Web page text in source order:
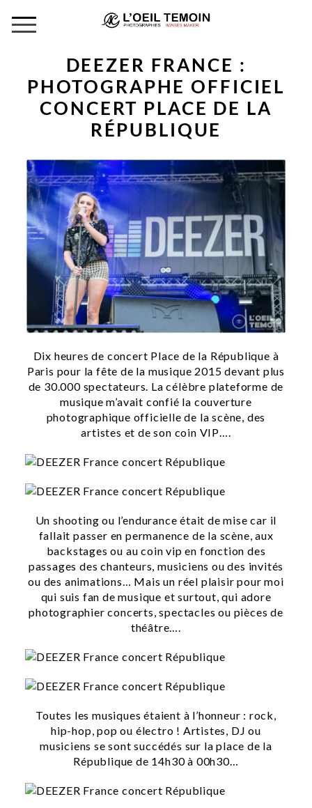
DEEZER FRANCE :
PHOTOGRAPHE OFFICIEL
CONCERT PLACE DE LA
RÉPUBLIQUE
Dix heures de concert Place de la République à
Paris pour la fête de la musique 2015 devant plus
de 30.000 spectateurs. La célèbre plateforme de
musique m’avait confié la couverture
photographique officielle de la scène, des
artistes et de son coin VIP….
Un shooting ou l’endurance était de mise car il
fallait passer en permanence de la scène, aux
backstages ou au coin vip en fonction des
passages des chanteurs, musiciens ou des invités
ou des animations… Mais un réel plaisir pour moi
qui suis fan de musique et surtout, qui adore
photographier concerts, spectacles ou pièces de
théâtre….
Toutes les musiques étaient à l’honneur : rock,
hip-hop, pop ou électro ! Artistes, DJ ou
musiciens se sont succédés sur la place de la
République de 14h30 à 00h30…